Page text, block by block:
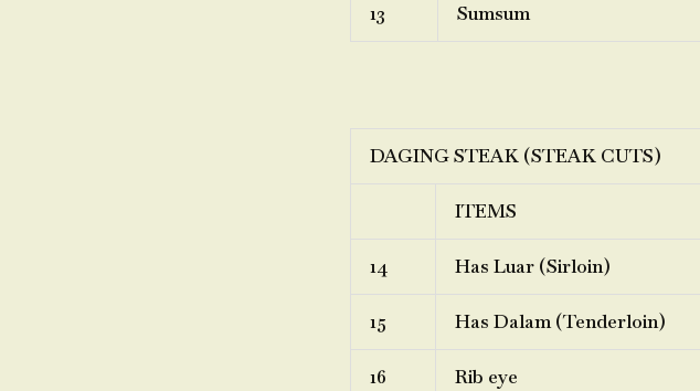
13 Sumsum
DAGING STEAK (STEAK CUTS)
ITEMS
14 Has Luar (Sirloin)
15 Has Dalam (Tenderloin)
16 Rib eye